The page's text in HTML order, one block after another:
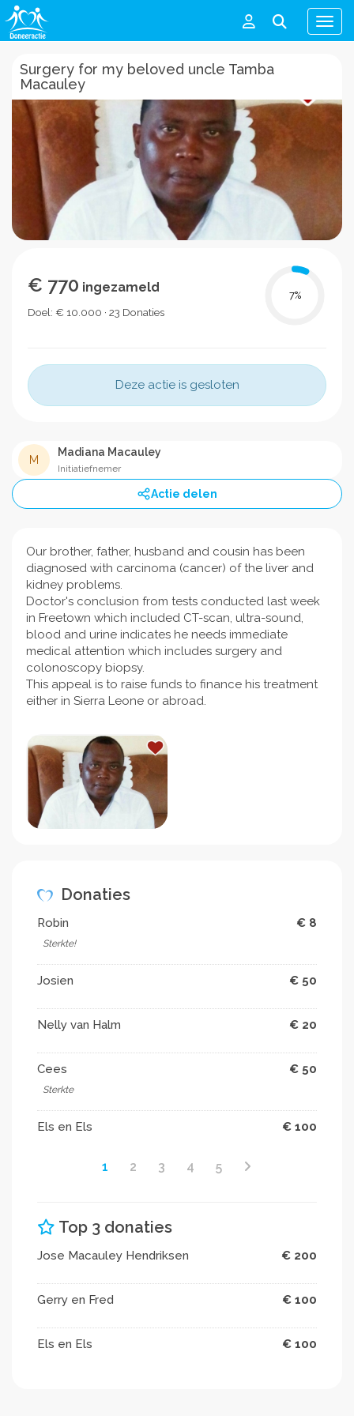
Menu
Surgery for my beloved uncle Tamba
Macauley
€ 770 ingezameld
Doel: € 10.000 · 23 Donaties
7%
Deze actie is gesloten
M
Madiana Macauley
Initiatiefnemer
Actie delen
Our brother, father, husband and cousin has been
diagnosed with carcinoma (cancer) of the liver and
kidney problems.
Doctor's conclusion from tests conducted last week
in Freetown which included CT-scan, ultra-sound,
blood and urine indicates he needs immediate
medical attention which includes surgery and
colonoscopy biopsy.
This appeal is to raise funds to finance his treatment
either in Sierra Leone or abroad.
Donaties
Robin € 8
Sterkte!
Josien € 50
Nelly van Halm € 20
Cees € 50
Sterkte
Els en Els € 100
1 2 3 4 5
Top 3 donaties
Jose Macauley Hendriksen € 200
Gerry en Fred € 100
Els en Els € 100